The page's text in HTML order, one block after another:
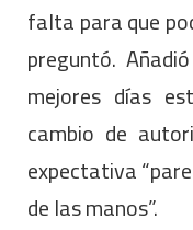
falta para que
preguntó.
mejores días
cambio de
expectativa
de las manos”.